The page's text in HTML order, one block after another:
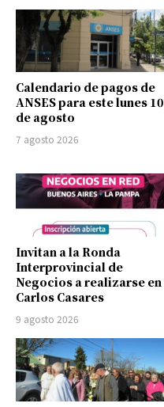
Calendario de pagos de
ANSES para este lunes 10
de agosto
7 agosto 2026
Invitan a la Ronda
Interprovincial de
Negocios a realizarse en
Carlos Casares
9 agosto 2026